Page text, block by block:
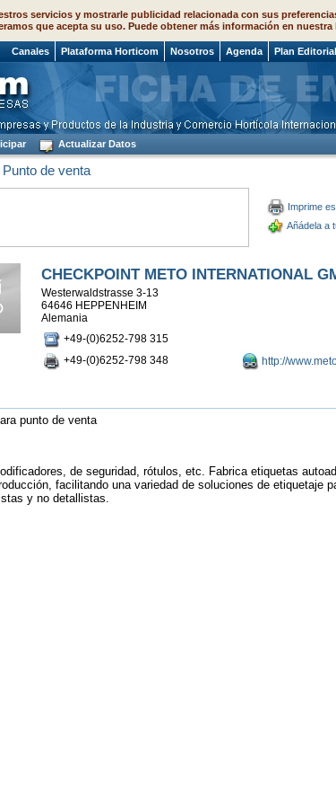
servicios y mostrarle publicidad relacionada con sus
que acepta su uso. Puede obtener más información en nuestra
Canales Plataforma Horticom Nosotros Agenda Plan Editorial
Actualizar Datos
Punto de venta
Imprime
Añádela a
CHECKPOINT METO INTERNATIONAL
Westerwaldstrasse 3-13
64646 HEPPENHEIM
Alemania
+49-(0)6252-798 315
+49-(0)6252-798 348
http://
punto de venta
de seguridad, rótulos, etc. Fabrica etiquetas
facilitando una variedad de soluciones de etiquetaje
y no detallistas.